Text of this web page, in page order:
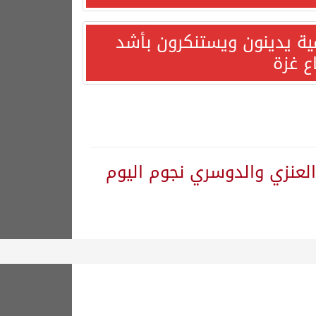
يدينون ويستنكرون بأشد
غزة
والدوسري نجوم اليوم